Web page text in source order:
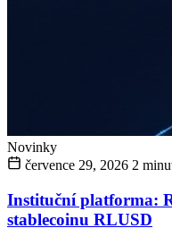
Novinky
července 29, 2026 2
Instituční platforma:
stablecoinu RLUSD